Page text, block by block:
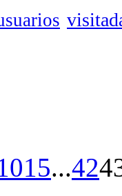
15...42